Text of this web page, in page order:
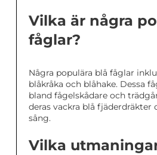
Vilka är några
fåglar?
Några populära blå fåglar
blåkråka och blåhake. Dessa
bland fågelskådare och
deras vackra blå fjäderdräkter
sång.
Vilka